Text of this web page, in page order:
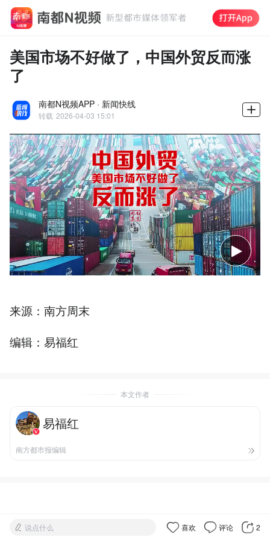
美国市场不好做了，中国外贸反而涨
了
南都N视频APP · 新闻快线
转载 2026-04-03 15:01
来源：南方周末
编辑：易福红
本文作者
易福红
南方都市报编辑
说点什么 喜欢 评论 2